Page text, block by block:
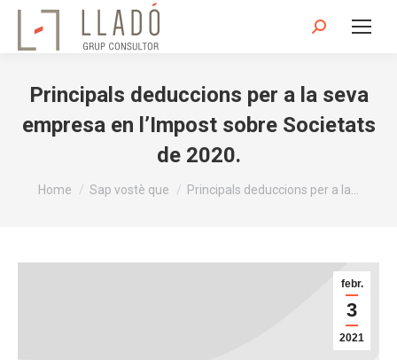
Search:
Principals deduccions per a la seva
empresa en l’Impost sobre Societats
de 2020.
You are here:
Home Sap vostè que Principals deduccions per a la…
febr.
3
2021